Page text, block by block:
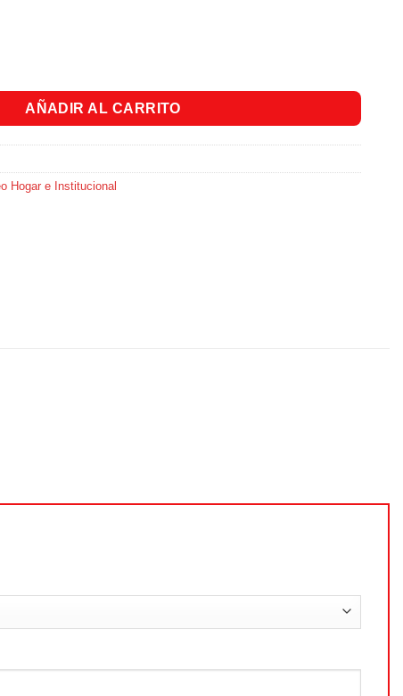
Limón X500ml cantidad
AÑADIR AL CARRITO
Hogar e Institucional